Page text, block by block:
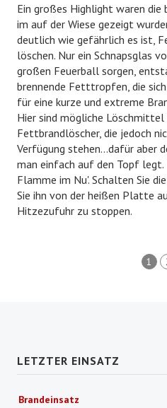
Ein großes Highlight waren
im auf der Wiese gezeigt
deutlich wie gefährlich es ist,
löschen. Nur ein Schnapsglas
großen Feuerball sorgen,
brennende Fetttropfen, die
für eine kurze und extreme
Hier sind mögliche Löschmittel
Fettbrandlöscher, die jedoch
Verfügung stehen...dafür aber
man einfach auf den Topf legt.
Flamme im Nu'. Schalten Sie
Sie ihn von der heißen Platte
Hitzezufuhr zu stoppen.
1
LETZTER EINSATZ
Brandeinsatz